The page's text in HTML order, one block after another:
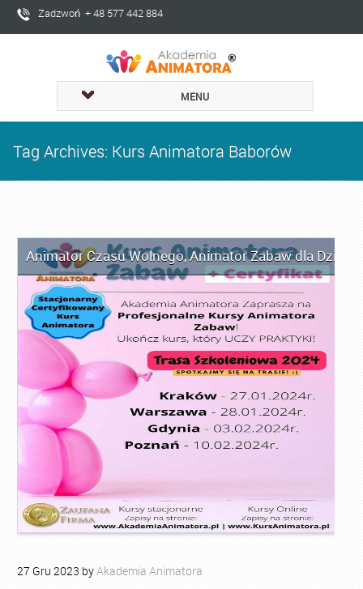
Zadzwoń + 48 577 442 884
MENU
Tag Archives: Kurs Animatora Baborów
Animator Czasu Wolnego,Animator Zabaw dla Dzieci
27 Gru 2023 byAkademia Animatora